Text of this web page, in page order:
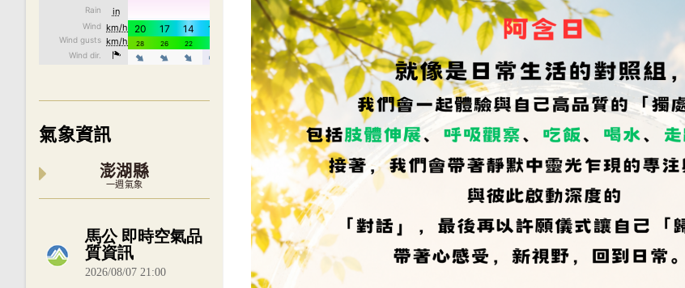
氣象資訊
澎湖縣
一週氣象
內嵌空氣品質小工具為視覺預覽，完整即時空氣品質資料請開啟馬公即時空氣品質資訊。